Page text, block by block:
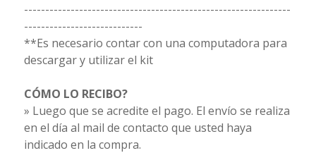
---------------------------------------------------------------
----------------------------
**Es necesario contar con una computadora para
descargar y utilizar el kit
CÓMO LO RECIBO?
» Luego que se acredite el pago. El envío se realiza
en el día al mail de contacto que usted haya
indicado en la compra.